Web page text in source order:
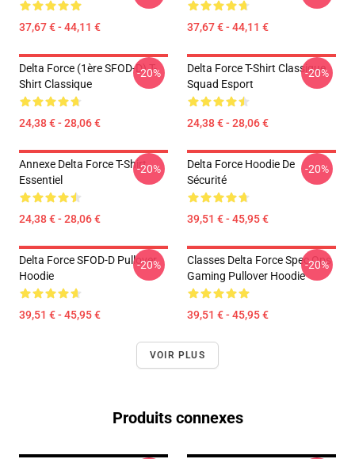
37,67 € - 44,11 € 37,67 € - 44,11 €
Delta Force (1ère SFOD-D) T-
Shirt Classique
24,38 € - 28,06 €
-20%
Delta Force T-Shirt Classique
Squad Esport
24,38 € - 28,06 €
-20%
Annexe Delta Force T-Shirt
Essentiel
24,38 € - 28,06 €
-20%
Delta Force Hoodie De
Sécurité
39,51 € - 45,95 €
-20%
Delta Force SFOD-D Pullover
Hoodie
39,51 € - 45,95 €
-20%
Classes Delta Force Spec Ops
Gaming Pullover Hoodie
39,51 € - 45,95 €
-20%
VOIR PLUS
Produits connexes